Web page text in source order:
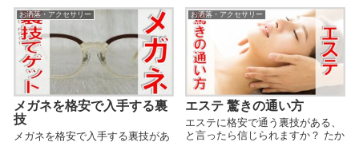
お洒落・アクセサリー
メガネを格安で入手する裏
技
メガネを格安で入手する裏技があ
お洒落・アクセサリー
エステ 驚きの通い方
エステに格安で通う裏技がある、
と言ったら信じられますか？ たか